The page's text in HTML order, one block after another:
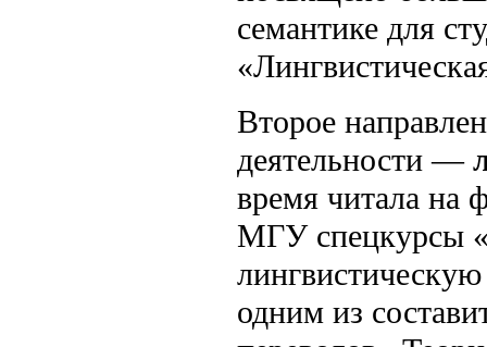
семантике для
Второе
деятельности —
время читала на
МГУ спецкурсы
одним из